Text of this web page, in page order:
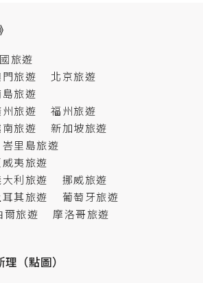
旅遊
旅遊
北京旅遊
島旅遊
州旅遊
福州旅遊
南旅遊
新加坡旅遊
峇里島旅遊
威夷旅遊
利旅遊
挪威旅遊
耳其旅遊
葡萄牙旅遊
爾旅遊
摩洛哥旅遊
（點圖）